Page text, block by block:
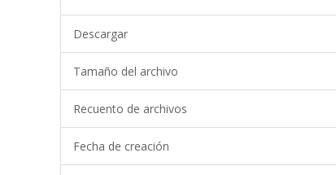
Descargar
Tamaño del archivo
Recuento de archivos
Fecha de creación